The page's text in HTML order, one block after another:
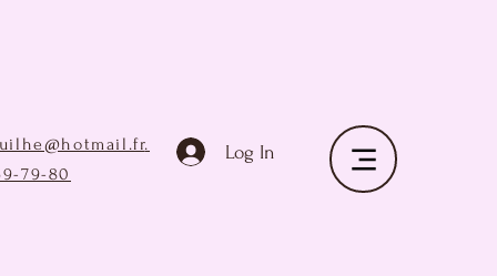
.
79-80
Log In